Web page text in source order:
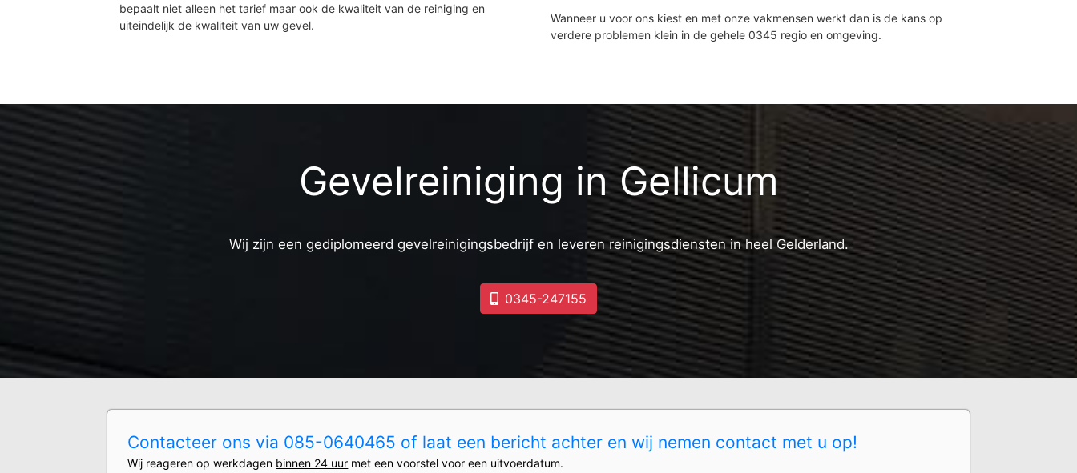
bepaalt niet alleen het tarief maar ook de kwaliteit van de reiniging en
uiteindelijk de kwaliteit van uw gevel.
Wanneer u voor ons kiest en met onze vakmensen werkt dan is de kans op
verdere problemen klein in de gehele 0345 regio en omgeving.
Gevelreiniging in Gellicum
Wij zijn een gediplomeerd gevelreinigingsbedrijf en leveren reinigingsdiensten in heel Gelderland.
0345-247155
Contacteer ons via 085-0640465 of laat een bericht achter en wij nemen contact met u op!
Wij reageren op werkdagen binnen 24 uur met een voorstel voor een uitvoerdatum.